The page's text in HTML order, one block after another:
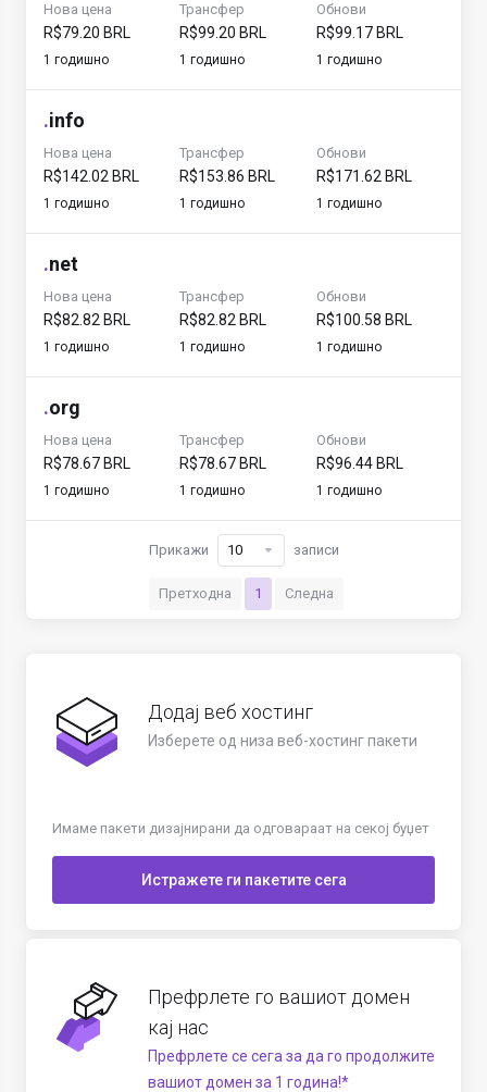
Нова цена
R$79.20 BRL
1 годишно
Трансфер
R$99.20 BRL
1 годишно
Обнови
R$99.17 BRL
1 годишно
.info
Нова цена
R$142.02 BRL
1 годишно
Трансфер
R$153.86 BRL
1 годишно
Обнови
R$171.62 BRL
1 годишно
.net
Нова цена
R$82.82 BRL
1 годишно
Трансфер
R$82.82 BRL
1 годишно
Обнови
R$100.58 BRL
1 годишно
.org
Нова цена
R$78.67 BRL
1 годишно
Трансфер
R$78.67 BRL
1 годишно
Обнови
R$96.44 BRL
1 годишно
Претходна 1 Следна
Прикажи записи
Додај веб хостинг
Изберете од низа веб-хостинг пакети
Имаме пакети дизајнирани да одговараат на секој буџет
Истражете ги пакетите сега
Префрлете го вашиот домен
кај нас
Префрлете се сега за да го продолжите
вашиот домен за 1 година!*